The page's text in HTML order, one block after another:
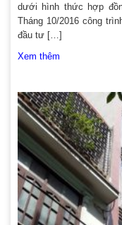
dưới hình thức hợp
Tháng 10/2016 công
đầu tư […]
Xem thêm